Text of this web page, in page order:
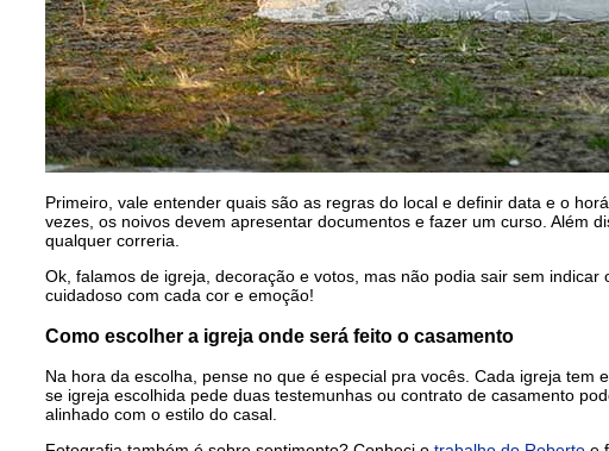
Primeiro, vale entender quais são as regras do local e definir data e o
vezes, os noivos devem apresentar documentos e fazer um curso. Além
qualquer correria.
Ok, falamos de igreja, decoração e votos, mas não podia sair sem indicar
cuidadoso com cada cor e emoção!
Como escolher a igreja onde será feito o casamento
Na hora da escolha, pense no que é especial pra vocês. Cada igreja tem
se igreja escolhida pede duas testemunhas ou contrato de casamento
alinhado com o estilo do casal.